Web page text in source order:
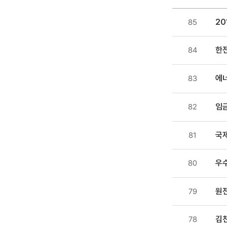
보도자료
-
제목,
등록일
85
84 한
83 에
82 임
81 국
80 우
79 원
78 김